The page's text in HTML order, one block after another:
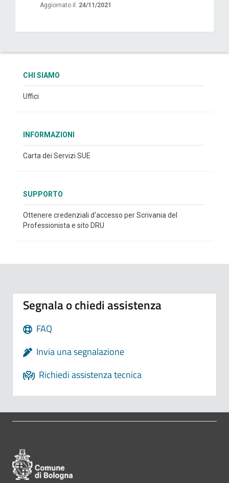
Aggiornato il: 24/11/2021
CHI SIAMO
Uffici
INFORMAZIONI
Carta dei Servizi SUE
SUPPORTO
Ottenere credenziali d'accesso per Scrivania del
Professionista e sito DRU
Segnala o chiedi assistenza
FAQ
Invia una segnalazione
Richiedi assistenza tecnica